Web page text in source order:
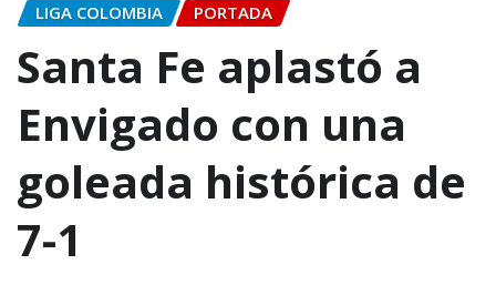
LIGA COLOMBIA PORTADA
Santa Fe aplastó a
Envigado con una
goleada histórica de
7-1